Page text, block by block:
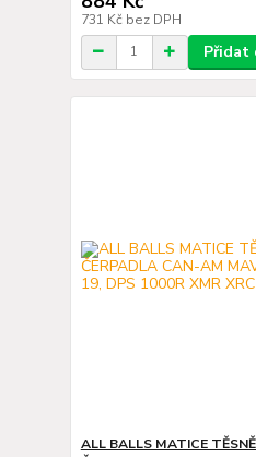
731 Kč bez DPH
Přidat
ALL BALLS MATICE